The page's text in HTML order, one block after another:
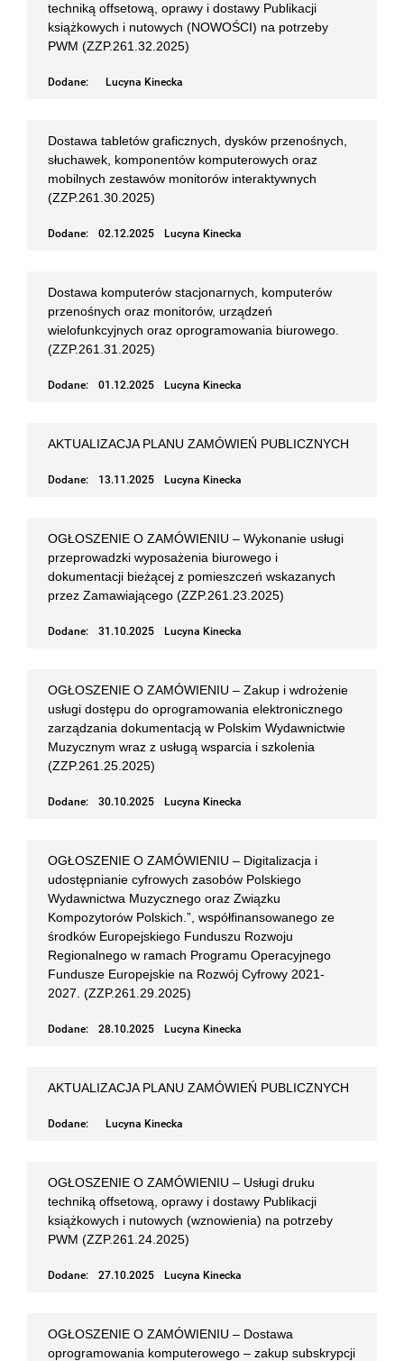
techniką offsetową, oprawy i dostawy Publikacji
książkowych i nutowych (NOWOŚCI) na potrzeby
PWM (ZZP.261.32.2025)
Dodane: Lucyna Kinecka
Dostawa tabletów graficznych, dysków przenośnych,
słuchawek, komponentów komputerowych oraz
mobilnych zestawów monitorów interaktywnych
(ZZP.261.30.2025)
Dodane: 02.12.2025 Lucyna Kinecka
Dostawa komputerów stacjonarnych, komputerów
przenośnych oraz monitorów, urządzeń
wielofunkcyjnych oraz oprogramowania biurowego.
(ZZP.261.31.2025)
Dodane: 01.12.2025 Lucyna Kinecka
AKTUALIZACJA PLANU ZAMÓWIEŃ PUBLICZNYCH
Dodane: 13.11.2025 Lucyna Kinecka
OGŁOSZENIE O ZAMÓWIENIU – Wykonanie usługi
przeprowadzki wyposażenia biurowego i
dokumentacji bieżącej z pomieszczeń wskazanych
przez Zamawiającego (ZZP.261.23.2025)
Dodane: 31.10.2025 Lucyna Kinecka
OGŁOSZENIE O ZAMÓWIENIU – Zakup i wdrożenie
usługi dostępu do oprogramowania elektronicznego
zarządzania dokumentacją w Polskim Wydawnictwie
Muzycznym wraz z usługą wsparcia i szkolenia
(ZZP.261.25.2025)
Dodane: 30.10.2025 Lucyna Kinecka
OGŁOSZENIE O ZAMÓWIENIU – Digitalizacja i
udostępnianie cyfrowych zasobów Polskiego
Wydawnictwa Muzycznego oraz Związku
Kompozytorów Polskich.”, współfinansowanego ze
środków Europejskiego Funduszu Rozwoju
Regionalnego w ramach Programu Operacyjnego
Fundusze Europejskie na Rozwój Cyfrowy 2021-
2027. (ZZP.261.29.2025)
Dodane: 28.10.2025 Lucyna Kinecka
AKTUALIZACJA PLANU ZAMÓWIEŃ PUBLICZNYCH
Dodane: Lucyna Kinecka
OGŁOSZENIE O ZAMÓWIENIU – Usługi druku
techniką offsetową, oprawy i dostawy Publikacji
książkowych i nutowych (wznowienia) na potrzeby
PWM (ZZP.261.24.2025)
Dodane: 27.10.2025 Lucyna Kinecka
OGŁOSZENIE O ZAMÓWIENIU – Dostawa
oprogramowania komputerowego – zakup subskrypcji